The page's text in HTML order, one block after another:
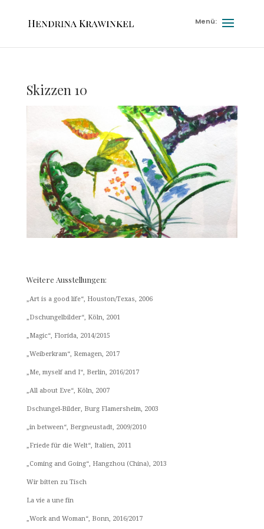
Skizzen 10
Weitere Ausstellungen:
„Art is a good life“, Houston/Texas, 2006
„Dschungelbilder“, Köln, 2001
„Magic“, Florida, 2014/2015
„Weiberkram“, Remagen, 2017
„Me, myself and I“, Berlin, 2016/2017
„All about Eve“, Köln, 2007
Dschungel-Bilder, Burg Flamersheim, 2003
„in between“, Bergneustadt, 2009/2010
„Friede für die Welt“, Italien, 2011
„Coming and Going“, Hangzhou (China), 2013
Wir bitten zu Tisch
La vie a une fin
„Work and Woman“, Bonn, 2016/2017